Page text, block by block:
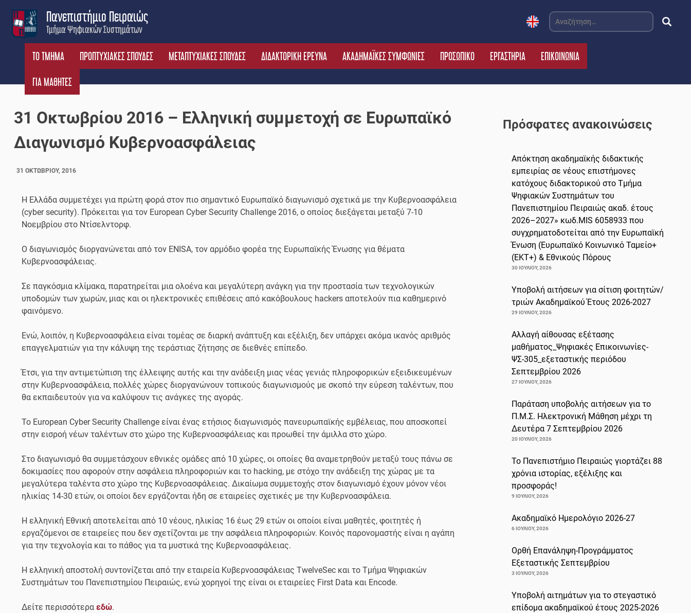
content
Τμήμα Ψηφιακών Συστημάτων
Πανεπιστήμιο Πειραιώς
Αναζήτηση
για:
ΤΟ ΤΜΗΜΑ ΠΡΟΠΤΥΧΙΑΚΕΣ ΣΠΟΥΔΕΣ ΜΕΤΑΠΤΥΧΙΑΚΕΣ ΣΠΟΥΔΕΣ ΔΙΔΑΚΤΟΡΙΚΗ ΕΡΕΥΝΑ ΑΚΑΔΗΜΑΪΚΕΣ ΣΥΜΦΩΝΙΕΣ ΠΡΟΣΩΠΙΚΟ ΕΡΓΑΣΤΗΡΙΑ ΕΠΙΚΟΙΝΩΝΙΑ
ΓΙΑ ΜΑΘΗΤΕΣ
31 Οκτωβρίου 2016 – Ελληνική συμμετοχή σε Ευρωπαϊκό
Διαγωνισμό Κυβερνοασφάλειας
31 ΟΚΤΩΒΡΊΟΥ, 2016
Η Ελλάδα συμμετέχει για πρώτη φορά στον πιο σημαντικό Ευρωπαϊκό διαγωνισμό σχετικά με την Κυβερνοασφάλεια
(cyber security). Πρόκειται για τον European Cyber Security Challenge 2016, ο οποίος διεξάγεται μεταξύ 7-10
Νοεμβρίου στο Ντίσελντορφ.
Ο διαγωνισμός διοργανώνεται από τον ENISA, τον αρμόδιο φορέα της Ευρωπαϊκής Ένωσης για θέματα
Κυβερνοασφάλειας.
Σε παγκόσμια κλίμακα, παρατηρείται μια ολοένα και μεγαλύτερη ανάγκη για την προστασία των τεχνολογικών
υποδομών των χωρών, μιας και οι ηλεκτρονικές επιθέσεις από κακόβουλους hackers αποτελούν πια καθημερινό
φαινόμενο.
Ενώ, λοιπόν, η Κυβερνοασφάλεια είναι τομέας σε διαρκή ανάπτυξη και εξέλιξη, δεν υπάρχει ακόμα ικανός αριθμός
επαγγελματιών για την κάλυψη της τεράστιας ζήτησης σε διεθνές επίπεδο.
Έτσι, για την αντιμετώπιση της έλλειψης αυτής και την ανάδειξη μιας νέας γενιάς πληροφορικών εξειδικευμένων
στην Κυβερνοασφάλεια, πολλές χώρες διοργανώνουν τοπικούς διαγωνισμούς με σκοπό την εύρεση ταλέντων, που
θα εκπαιδευτούν για να καλύψουν τις ανάγκες της αγοράς.
Το European Cyber Security Challenge είναι ένας ετήσιος διαγωνισμός πανευρωπαϊκής εμβέλειας, που αποσκοπεί
στην εισροή νέων ταλέντων στο χώρο της Κυβερνοασφάλειας και προωθεί την άμιλλα στο χώρο.
Στο διαγωνισμό θα συμμετάσχουν εθνικές ομάδες από 10 χώρες, οι οποίες θα αναμετρηθούν μεταξύ τους πάνω σε
δοκιμασίες που αφορούν στην ασφάλεια πληροφοριών και το hacking, με στόχο την ανάδειξη της χώρας με τα
μεγαλύτερα ταλέντα στο χώρο της Κυβερνοασφάλειας. Δικαίωμα συμμετοχής στον διαγωνισμό έχουν μόνον νέοι
ηλικίας 14-30 ετών, οι οποίοι δεν εργάζονται ήδη σε εταιρείες σχετικές με την Κυβερνοασφάλεια.
Η ελληνική Εθνική αποτελείται από 10 νέους, ηλικίας 16 έως 29 ετών οι οποίοι είναι μαθητές, φοιτητές ή
εργαζόμενοι σε εταιρείες που δεν σχετίζονται με την ασφάλεια πληροφοριών. Κοινός παρονομαστής είναι η αγάπη
για την τεχνολογία και το πάθος για τα μυστικά της Κυβερνοασφάλειας.
Η ελληνική αποστολή συντονίζεται από την εταιρεία Κυβερνοασφάλειας TwelveSec και το Τμήμα Ψηφιακών
Συστημάτων του Πανεπιστημίου Πειραιώς, ενώ χορηγοί της είναι οι εταιρείες First Data και Encode.
Δείτε περισσότερα εδώ.
Πρόσφατες ανακοινώσεις
Απόκτηση ακαδημαϊκής διδακτικής
εμπειρίας σε νέους επιστήμονες
κατόχους διδακτορικού στο Τμήμα
Ψηφιακών Συστημάτων του
Πανεπιστημίου Πειραιώς ακαδ. έτους
2026–2027» κωδ.MIS 6058933 που
συγχρηματοδοτείται από την Ευρωπαϊκή
Ένωση (Ευρωπαϊκό Κοινωνικό Ταμείο+
(ΕΚΤ+) & Εθνικούς Πόρους
30 ΙΟΥΛΊΟΥ, 2026
Υποβολή αιτήσεων για σίτιση φοιτητών/
τριών Ακαδημαϊκού Έτους 2026-2027
29 ΙΟΥΛΊΟΥ, 2026
Αλλαγή αίθουσας εξέτασης
μαθήματος_Ψηφιακές Επικοινωνίες-
ΨΣ-305_εξεταστικής περιόδου
Σεπτεμβρίου 2026
27 ΙΟΥΛΊΟΥ, 2026
Παράταση υποβολής αιτήσεων για το
Π.Μ.Σ. Ηλεκτρονική Μάθηση μέχρι τη
Δευτέρα 7 Σεπτεμβρίου 2026
20 ΙΟΥΛΊΟΥ, 2026
Το Πανεπιστήμιο Πειραιώς γιορτάζει 88
χρόνια ιστορίας, εξέλιξης και
προσφοράς!
9 ΙΟΥΛΊΟΥ, 2026
Ακαδημαϊκό Ημερολόγιο 2026-27
6 ΙΟΥΛΊΟΥ, 2026
Ορθή Επανάληψη-Προγράμματος
Εξεταστικής Σεπτεμβρίου
3 ΙΟΥΛΊΟΥ, 2026
Υποβολή αιτημάτων για το στεγαστικό
επίδομα ακαδημαϊκού έτους 2025-2026